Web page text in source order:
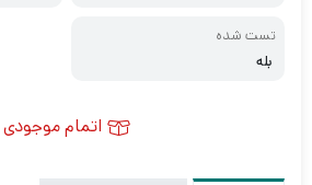
تست شده
بله
اتمام موجودی